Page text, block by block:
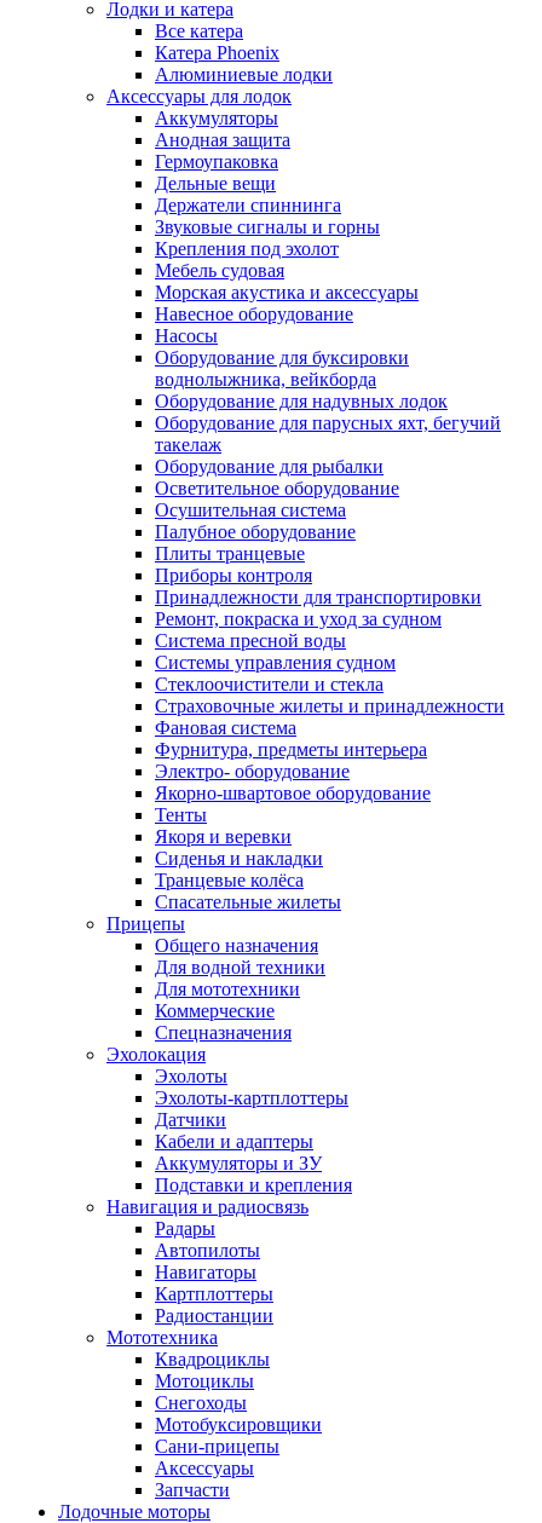
Лодки и катера
Все катера
Катера Phoenix
Алюминиевые лодки
Аксессуары для лодок
Аккумуляторы
Анодная защита
Гермоупаковка
Дельные вещи
Держатели спиннинга
Звуковые сигналы и горны
Крепления под эхолот
Мебель судовая
Морская акустика и аксессуары
Навесное оборудование
Насосы
Оборудование для буксировки
воднолыжника, вейкборда
Оборудование для надувных лодок
Оборудование для парусных яхт, бегучий
такелаж
Оборудование для рыбалки
Осветительное оборудование
Осушительная система
Палубное оборудование
Плиты транцевые
Приборы контроля
Принадлежности для транспортировки
Ремонт, покраска и уход за судном
Система пресной воды
Системы управления судном
Стеклоочистители и стекла
Страховочные жилеты и принадлежности
Фановая система
Фурнитура, предметы интерьера
Электро- оборудование
Якорно-швартовое оборудование
Тенты
Якоря и веревки
Сиденья и накладки
Транцевые колёса
Спасательные жилеты
Прицепы
Общего назначения
Для водной техники
Для мототехники
Коммерческие
Спецназначения
Эхолокация
Эхолоты
Эхолоты-картплоттеры
Датчики
Кабели и адаптеры
Аккумуляторы и ЗУ
Подставки и крепления
Навигация и радиосвязь
Радары
Автопилоты
Навигаторы
Картплоттеры
Радиостанции
Мототехника
Квадроциклы
Мотоциклы
Снегоходы
Мотобуксировщики
Сани-прицепы
Аксессуары
Запчасти
Лодочные моторы